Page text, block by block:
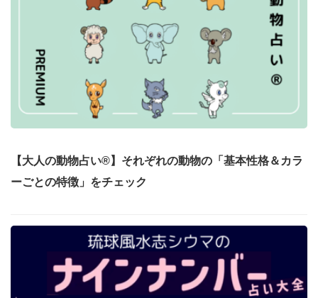
【大人の動物占い®】それぞれの動物の「基本性格＆カラ
ーごとの特徴」をチェック